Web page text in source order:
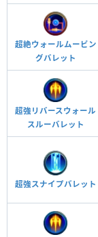
超絶ウォールムービン
グバレット
超強リバースウォール
スルーバレット
超強スナイプバレット